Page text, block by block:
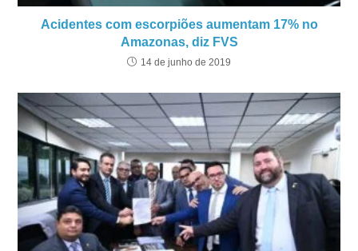
Acidentes com escorpiões aumentam 17% no
Amazonas, diz FVS
14 de junho de 2019